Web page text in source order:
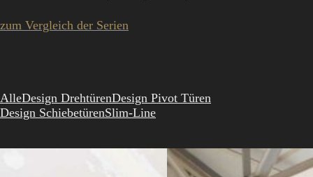
zum Vergleich der Serien
AlleDesign DrehtürenDesign Pivot Türen
Design SchiebetürenSlim-Line